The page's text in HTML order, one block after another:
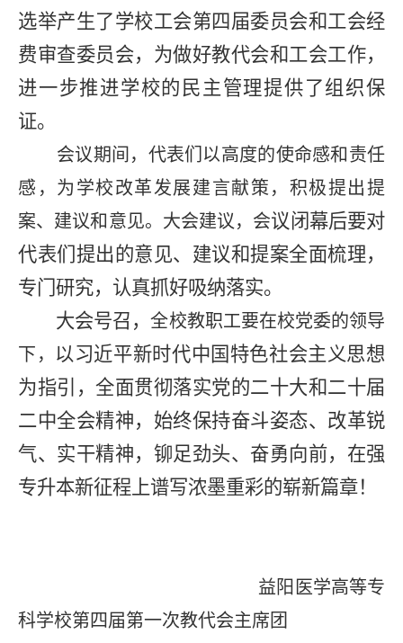
选举产生了学校工会第四届委员会和工会经
费审查委员会，为做好教代会和工会工作，
进一步推进学校的民主管理提供了组织保
证。
会议期间，代表们以高度的使命感和责任
感，为学校改革发展建言献策，积极提出提
案、建议和意见。大会建议，会议闭幕后要对
代表们提出的意见、建议和提案全面梳理，
专门研究，认真抓好吸纳落实。
大会号召，全校教职工要在校党委的领导
下， 以习近平新时代中国特色社会主义思想
为指引，全面贯彻落实党的二十大和二十届
二中全会精神， 始终保持奋斗姿态、改革锐
气、实干精神， 铆足劲头、奋勇向前，在强
专升本新征程上谱写浓墨重彩的崭新篇章！
益阳医学高等专
科学校第四届第一次教代会主席团